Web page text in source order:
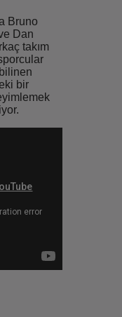
Bruno
Dan
takım
bir